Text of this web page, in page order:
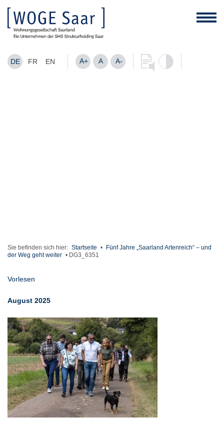
DE FR EN A+ A A-
Sie befinden sich hier: Startseite •
Fünf Jahre „Saarland Artenreich“ – und
der Weg geht weiter • DG3_6351
Vorlesen
August 2025